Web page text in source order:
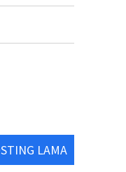
LAMA